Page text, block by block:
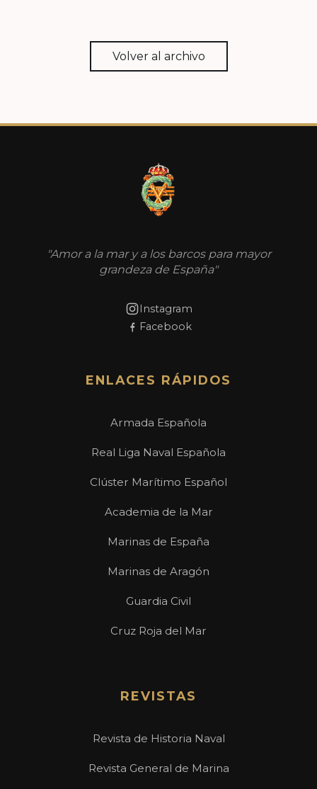
Volver al archivo
"Amor a la mar y a los barcos para mayor
grandeza de España"
Instagram
Facebook
ENLACES RÁPIDOS
Armada Española
Real Liga Naval Española
Clúster Marítimo Español
Academia de la Mar
Marinas de España
Marinas de Aragón
Guardia Civil
Cruz Roja del Mar
REVISTAS
Revista de Historia Naval
Revista General de Marina